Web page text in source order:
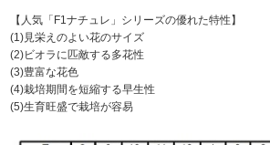
【人気「F1ナチュレ」シリーズの優れた特性】
(1)見栄えのよい花のサイズ
(2)ビオラに匹敵する多花性
(3)豊富な花色
(4)栽培期間を短縮する早生性
(5)生育旺盛で栽培が容易